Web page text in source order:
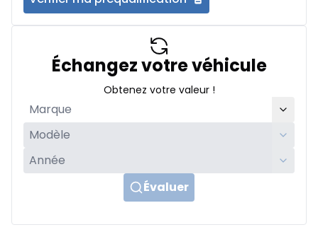
Échangez votre véhicule
Obtenez votre valeur !
Évaluer